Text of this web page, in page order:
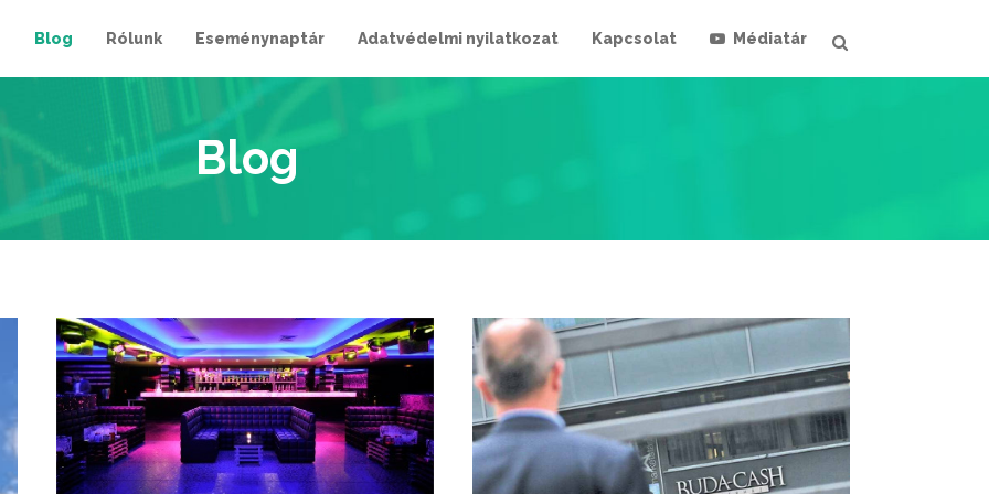
Blog Rólunk Eseménynaptár Adatvédelmi nyilatkozat Kapcsolat Médiatár
Blog